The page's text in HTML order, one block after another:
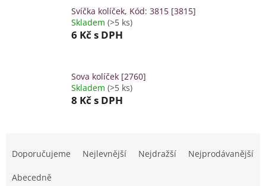
Svíčka kolíček, Kód: 3815 [3815]
Skladem (>5 ks)
6 Kčs DPH
Sova kolíček [2760]
Skladem (>5 ks)
8 Kčs DPH
Doporučujeme Nejlevnější Nejdražší Nejprodávanější
Abecedně